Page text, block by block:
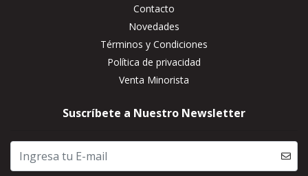
Contacto
Novedades
Términos y Condiciones
Política de privacidad
Venta Minorista
Suscríbete a Nuestro Newsletter